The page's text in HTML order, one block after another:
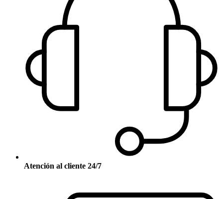
Atención al cliente 24/7